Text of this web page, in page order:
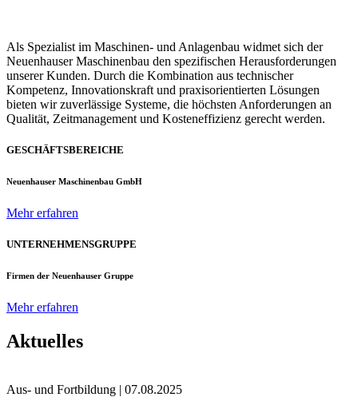
Als Spezialist im Maschinen- und Anlagenbau widmet sich der
Neuenhauser Maschinenbau den spezifischen Herausforderungen
unserer Kunden. Durch die Kombination aus technischer
Kompetenz, Innovationskraft und praxisorientierten Lösungen
bieten wir zuverlässige Systeme, die höchsten Anforderungen an
Qualität, Zeitmanagement und Kosteneffizienz gerecht werden.
GESCHÄFTSBEREICHE
Neuenhauser Maschinenbau GmbH
Mehr erfahren
UNTERNEHMENSGRUPPE
Firmen der Neuenhauser Gruppe
Mehr erfahren
Aktuelles
Aus- und Fortbildung | 07.08.2025